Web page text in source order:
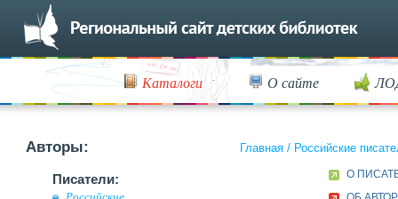
Каталоги О сайте
Авторы:
Писатели:
Главная / Российские
О